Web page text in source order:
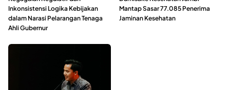
Inkonsistensi Logika Kebijakan
dalam Narasi Pelarangan Tenaga
Ahli Gubernur
Mantap Sasar 77.085 Penerima
Jaminan Kesehatan